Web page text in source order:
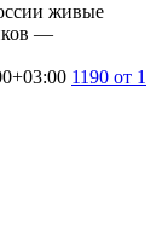
живые
—
1190 от 1